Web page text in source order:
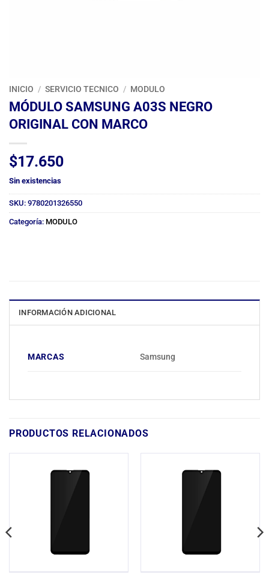
INICIO / SERVICIO TECNICO / MODULO
MÓDULO SAMSUNG A03S NEGRO
ORIGINAL CON MARCO
$17.650
Sin existencias
SKU: 9780201326550
Categoría: MODULO
INFORMACIÓN ADICIONAL
MARCAS Samsung
PRODUCTOS RELACIONADOS